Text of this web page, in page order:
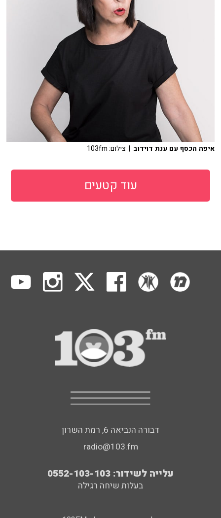
איפה הכסף עם ענת דוידוב | צילום: 103fm
עוד קטעים
דבורה הנביאה 6, רמת השרון
radio@103.fm
עלייה לשידור: 0552-103-103
בעלות שיחה רגילה